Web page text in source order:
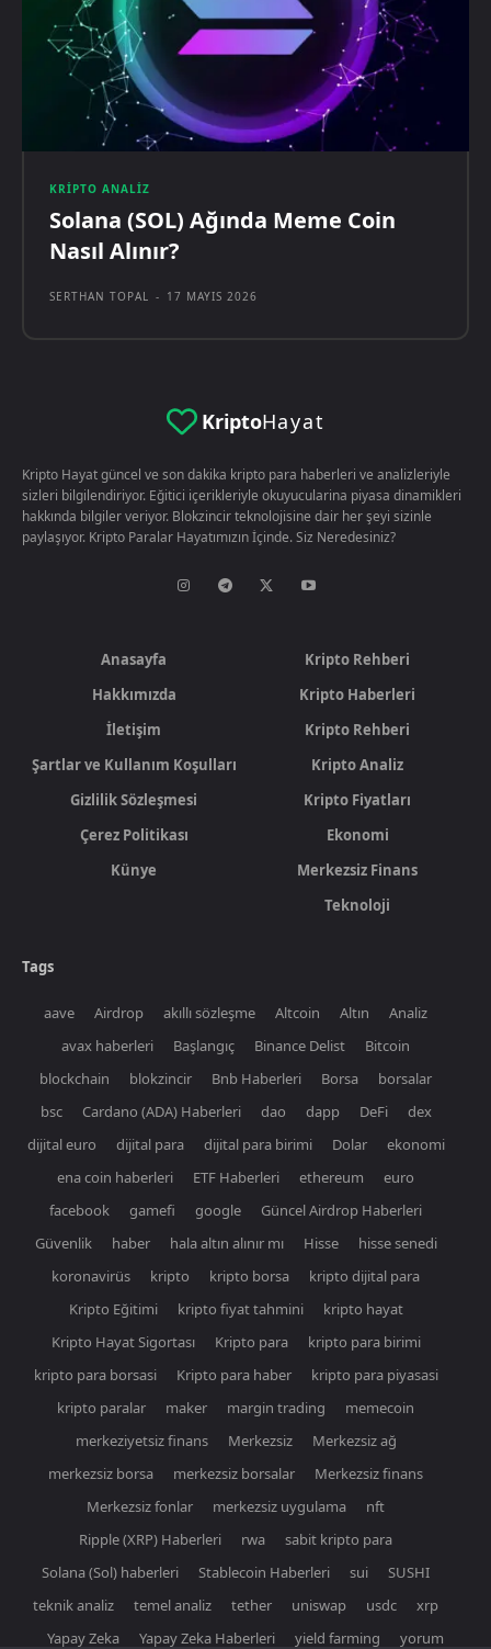
KRIPTO ANALIZ
Solana (SOL) Ağında Meme Coin
Nasıl Alınır?
SERTHAN TOPAL - 17 MAYIS 2026
KriptoHayat
Kripto Hayat güncel ve son dakika kripto para haberleri ve analizleriyle
sizleri bilgilendiriyor. Eğitici içerikleriyle okuyucularina piyasa dinamikleri
hakkında bilgiler veriyor. Blokzincir teknolojisine dair her şeyi sizinle
paylaşıyor. Kripto Paralar Hayatımızın İçinde. Siz Neredesiniz?
Anasayfa
Hakkımızda
İletişim
Şartlar ve Kullanım Koşulları
Gizlilik Sözleşmesi
Çerez Politikası
Künye
Kripto Rehberi
Kripto Haberleri
Kripto Rehberi
Kripto Analiz
Kripto Fiyatları
Ekonomi
Merkezsiz Finans
Teknoloji
Tags
aave Airdrop akıllı sözleşme Altcoin Altın
Analiz
avax haberleri
Başlangıç Binance Delist
Bitcoin
blockchain
blokzincir Bnb Haberleri Borsa
borsalar
bsc
Cardano (ADA) Haberleri dao dapp DeFi
dex
dijital euro
dijital para dijital para birimi Dolar
ekonomi
ena coin haberleri
ETF Haberleri ethereum
euro
facebook
gamefi google
Güncel Airdrop Haberleri
Güvenlik
haber hala altın alınır mı Hisse
hisse senedi
koronavirüs
kripto kripto borsa
kripto dijital para
Kripto Eğitimi
kripto fiyat tahmini
kripto hayat
Kripto Hayat Sigortası
Kripto para
kripto para birimi
kripto para borsasi
Kripto para haber
kripto para piyasasi
kripto paralar
maker margin trading
memecoin
merkeziyetsiz finans
Merkezsiz
Merkezsiz ağ
merkezsiz borsa
merkezsiz borsalar
Merkezsiz finans
Merkezsiz fonlar
merkezsiz uygulama
nft
Ripple (XRP) Haberleri
rwa
sabit kripto para
Solana (Sol) haberleri
Stablecoin Haberleri sui
SUSHI
teknik analiz
temel analiz tether uniswap usdc
xrp
Yapay Zeka
Yapay Zeka Haberleri yield farming yorum